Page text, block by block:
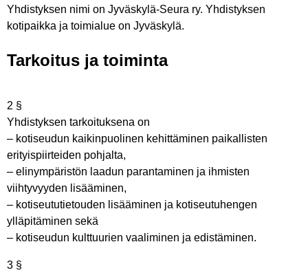
Yhdistyksen nimi on Jyväskylä-Seura ry. Yhdistyksen
kotipaikka ja toimialue on Jyväskylä.
Tarkoitus ja toiminta
2 §
Yhdistyksen tarkoituksena on
– kotiseudun kaikinpuolinen kehittäminen paikallisten
erityispiirteiden pohjalta,
– elinympäristön laadun parantaminen ja ihmisten
viihtyvyyden lisääminen,
– kotiseututietouden lisääminen ja kotiseutuhengen
ylläpitäminen sekä
– kotiseudun kulttuurien vaaliminen ja edistäminen.
3 §